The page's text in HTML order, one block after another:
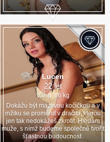
Lucen
22 let
Váha: 66 kg
Dokážu být mazlivou kočičkou a v
mžiku se proměnit v dračici, kterou
jen tak nedokážeš zkrotit. Hledám
muže, s nímž budeme společně tvořit
šťastnou budoucnost.